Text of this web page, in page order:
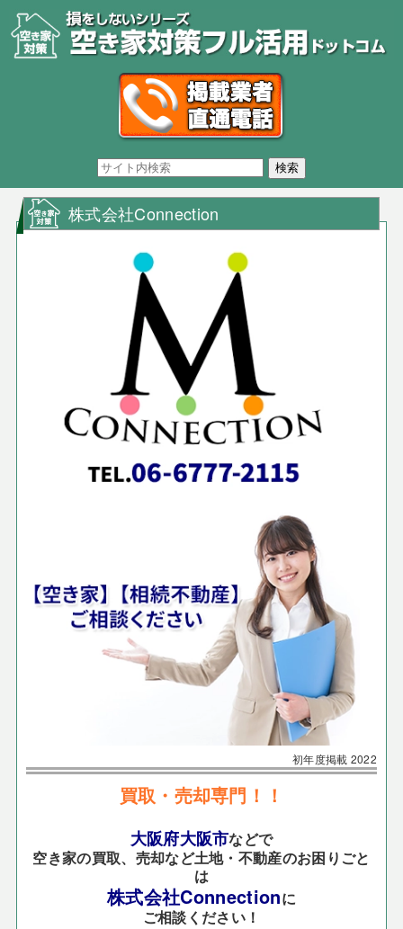
株式会社Connection
初年度掲載 2022
買取・売却専門！！
大阪府大阪市などで
空き家の買取、売却など土地・不動産のお困りごと
は
株式会社Connectionに
ご相談ください！